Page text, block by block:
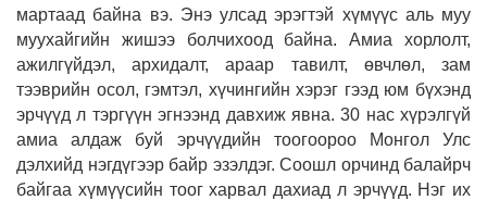
мартаад байна вэ. Энэ улсад эрэгтэй хүмүүс аль муу
муухайгийн жишээ болчихоод байна. Амиа хорлолт,
ажилгүйдэл, архидалт, араар тавилт, өвчлөл, зам
тээврийн осол, гэмтэл, хүчингийн хэрэг гээд юм бүхэнд
эрчүүд л тэргүүн эгнээнд давхиж явна. 30 нас хүрэлгүй
амиа алдаж буй эрчүүдийн тоогоороо Монгол Улс
дэлхийд нэгдүгээр байр эзэлдэг. Соошл орчинд балайрч
байгаа хүмүүсийн тоог харвал дахиад л эрчүүд. Нэг их